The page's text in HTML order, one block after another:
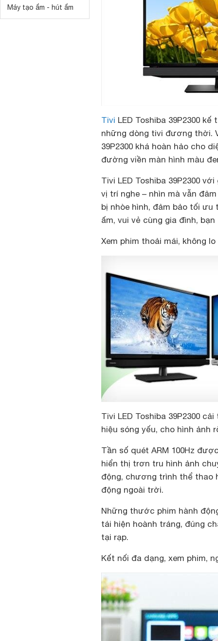
Máy tạo ẩm - hút ẩm
Tivi LED Toshiba 39P2300
những dòng tivi đương thời.
39P2300 khá hoàn hảo cho
đường viền màn hình màu
Tivi LED Toshiba 39P2300
vị trí nghe – nhìn mà vẫn
bị nhòe hình, đảm bảo tối
ấm, vui vẻ cùng gia đình,
Xem phim thoải mái, không lo
Tivi LED Toshiba 39P2300
hiệu sóng yếu, cho hình ảnh
Tần số quét ARM 100Hz
hiển thị trơn tru hình ảnh
động, chương trình thể thao
động ngoài trời.
Những thước phim hành
tái hiện hoành tráng, đúng
tại rạp.
Kết nối đa dạng, xem phim,